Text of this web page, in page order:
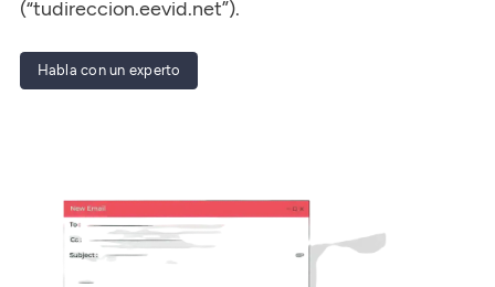
(“tudireccion.eevid.net”).
Habla con un experto